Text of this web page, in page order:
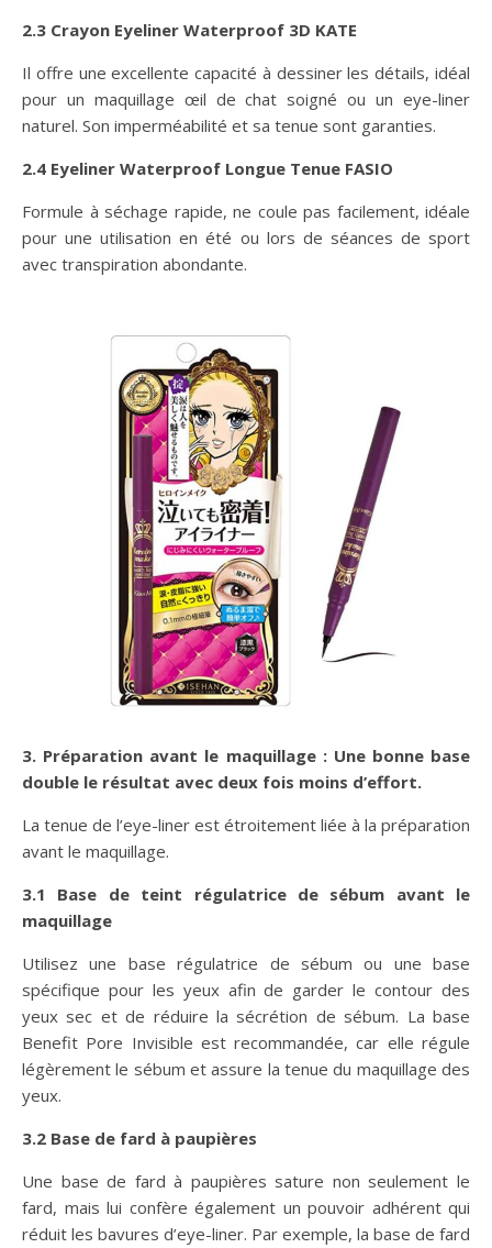
2.3 Crayon Eyeliner Waterproof 3D KATE
Il offre une excellente capacité à dessiner les détails, idéal
pour un maquillage œil de chat soigné ou un eye-liner
naturel. Son imperméabilité et sa tenue sont garanties.
2.4 Eyeliner Waterproof Longue Tenue FASIO
Formule à séchage rapide, ne coule pas facilement, idéale
pour une utilisation en été ou lors de séances de sport
avec transpiration abondante.
3. Préparation avant le maquillage : Une bonne base
double le résultat avec deux fois moins d’effort.
La tenue de l’eye-liner est étroitement liée à la préparation
avant le maquillage.
3.1 Base de teint régulatrice de sébum avant le
maquillage
Utilisez une base régulatrice de sébum ou une base
spécifique pour les yeux afin de garder le contour des
yeux sec et de réduire la sécrétion de sébum. La base
Benefit Pore Invisible est recommandée, car elle régule
légèrement le sébum et assure la tenue du maquillage des
yeux.
3.2 Base de fard à paupières
Une base de fard à paupières sature non seulement le
fard, mais lui confère également un pouvoir adhérent qui
réduit les bavures d’eye-liner. Par exemple, la base de fard